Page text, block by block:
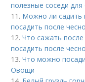
полезные соседи
11. Можно ли садить
посадить после
12.Что сажать
посадить после
13.Что можно
Овощи